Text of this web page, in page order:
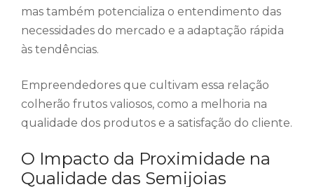
mas também potencializa o entendimento das
necessidades do mercado e a adaptação rápida
às tendências.
Empreendedores que cultivam essa relação
colherão frutos valiosos, como a melhoria na
qualidade dos produtos e a satisfação do cliente.
O Impacto da Proximidade na
Qualidade das Semijoias